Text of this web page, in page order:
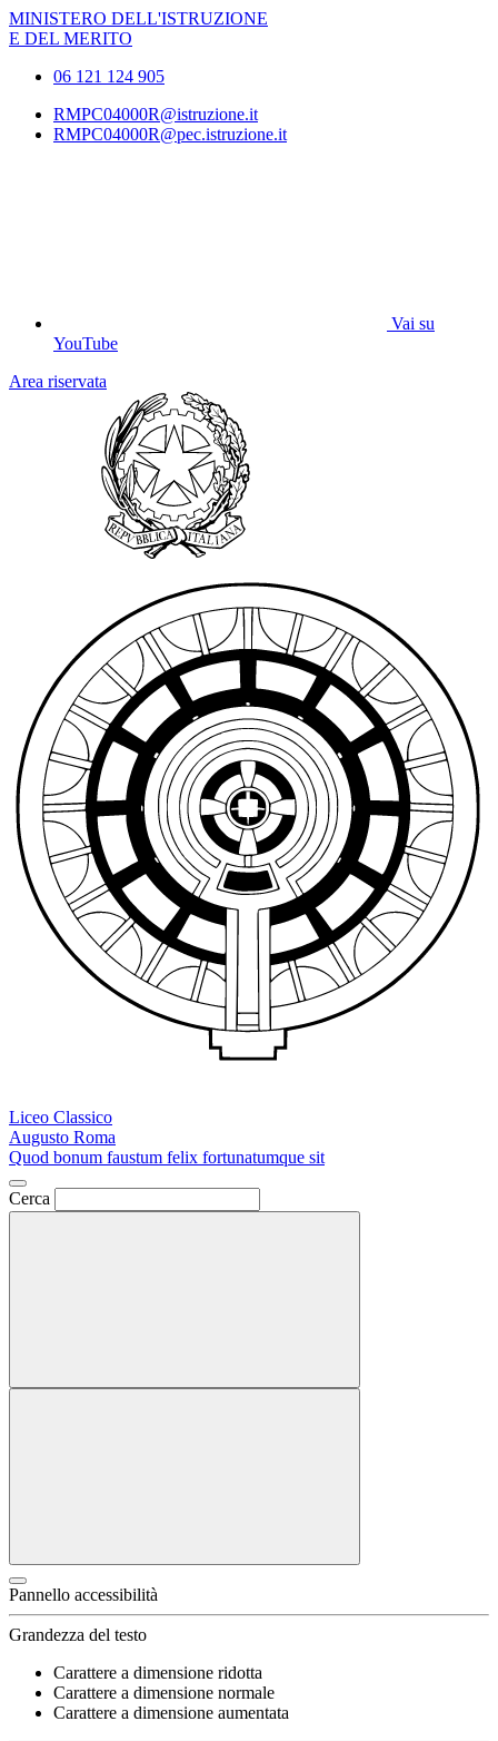
MINISTERO DELL'ISTRUZIONE
E DEL MERITO
06 121 124 905
RMPC04000R@istruzione.it
RMPC04000R@pec.istruzione.it
Vai su
YouTube
Area riservata
Liceo Classico
Augusto Roma
Quod bonum faustum felix fortunatumque sit
Cerca
Pannello accessibilità
Grandezza del testo
Carattere a dimensione ridotta
Carattere a dimensione normale
Carattere a dimensione aumentata